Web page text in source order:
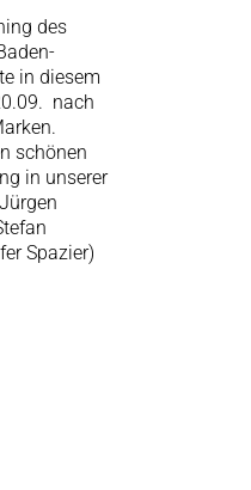
des
in diesem
nach
schönen
in unserer
Spazier)